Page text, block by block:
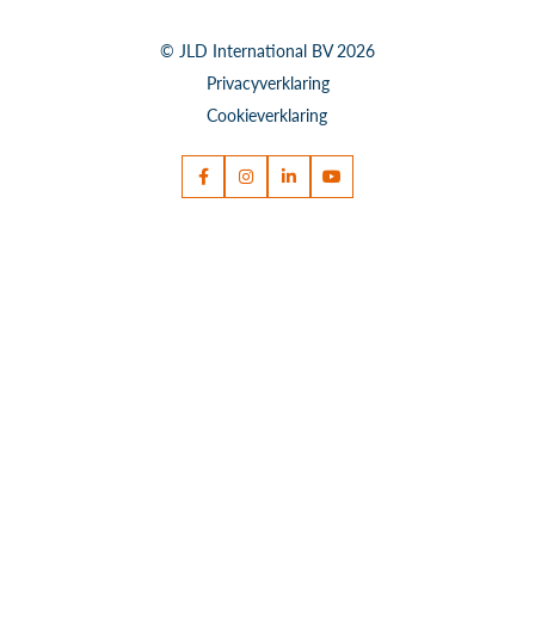
Drijvende steigers© JLD International BV 2026
Privacyverklaring
Cookieverklaring